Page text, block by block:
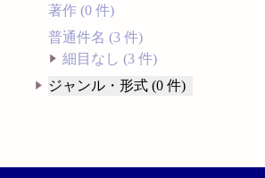
著作 (0 件)
普通件名 (3 件)
細目なし (3 件)
ジャンル・形式 (0 件)